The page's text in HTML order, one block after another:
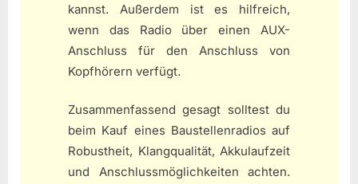
kannst. Außerdem ist es hilfreich,
wenn das Radio über einen AUX-
Anschluss für den Anschluss von
Kopfhörern verfügt.
Zusammenfassend gesagt solltest du
beim Kauf eines Baustellenradios auf
Robustheit, Klangqualität, Akkulaufzeit
und Anschlussmöglichkeiten achten.